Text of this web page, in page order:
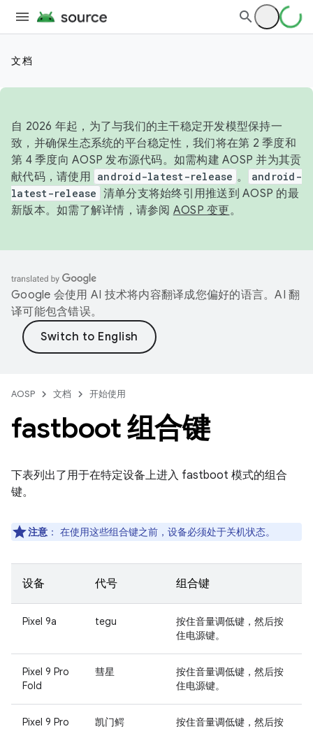
文档
自 2026 年起，为了与我们的主干稳定开发模型保持一
致，并确保生态系统的平台稳定性，我们将在第 2 季度和
第 4 季度向 AOSP 发布源代码。如需构建 AOSP 并为其贡
献代码，请使用 android-latest-release 。
android-
latest-release 清单分支将始终引用推送到 AOSP 的最
新版本。如需了解详情，请参阅 AOSP 变更。
Google 会使用 AI 技术将内容翻译成您偏好的语言。AI 翻
译可能包含错误。
AOSP 文档 开始使用
fastboot 组合键
下表列出了用于在特定设备上进入 fastboot 模式的组合
键。
注意 ： 在使用这些组合键之前，设备必须处于关机状态。
设备 代号 组合键
Pixel 9a tegu 按住音量调低键 ，然后按
住电源键。
Pixel 9 Pro
Fold
彗星 按住音量调低键 ，然后按
住电源键。
Pixel 9 Pro 凯门鳄 按住音量调低键 ，然后按